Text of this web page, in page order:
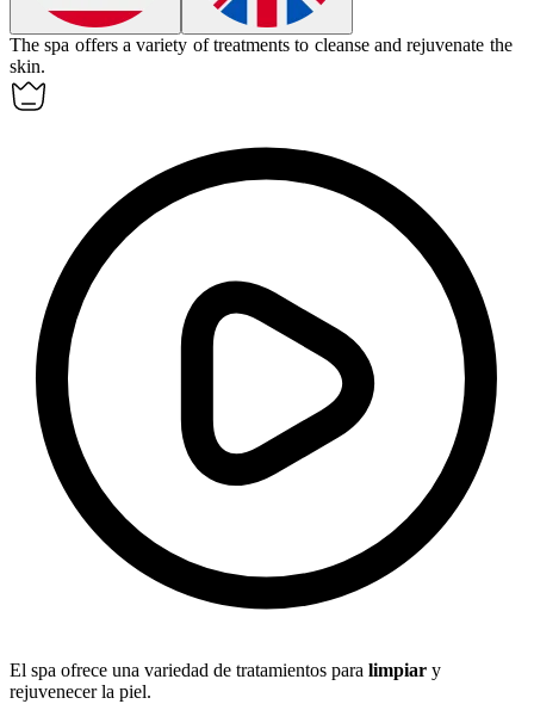
The spa offers a variety of treatments to cleanse and rejuvenate the
skin.
El spa ofrece una variedad de tratamientos para limpiar y
rejuvenecer la piel.